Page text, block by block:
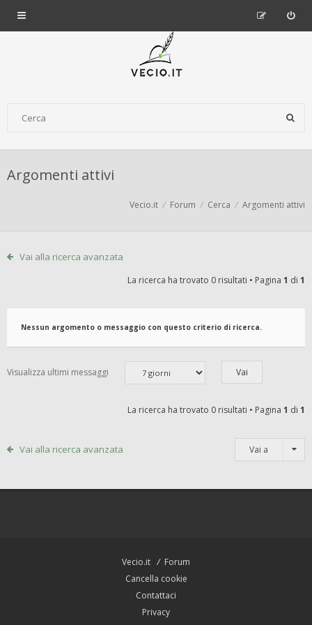
Argomenti attivi
Vecio.it Forum Cerca Argomenti attivi
Vai alla ricerca avanzata
La ricerca ha trovato 0 risultati • Pagina 1 di 1
Nessun argomento o messaggio con questo criterio di ricerca.
Visualizza ultimi messaggi
La ricerca ha trovato 0 risultati • Pagina 1 di 1
Vai alla ricerca avanzata Vai a
Vecio.it
Forum
Cancella cookie
Contattaci
Privacy